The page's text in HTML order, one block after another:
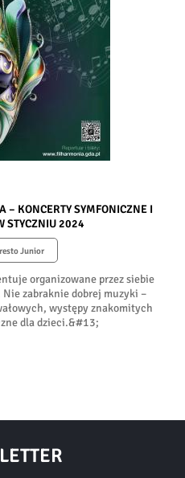
– KONCERTY SYMFONICZNE I
STYCZNIU 2024
Junior
organizowane przez siebie
zabraknie dobrej muzyki –
występy znakomitych
dla dzieci.&#13;